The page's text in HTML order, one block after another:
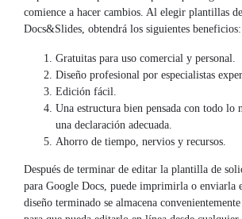
comience a hacer cambios. Al elegir plantillas
Docs&Slides, obtendrá los siguientes beneficios:
Gratuitas para uso comercial y personal.
Diseño profesional por especialistas
Edición fácil.
Una estructura bien pensada con todo lo
una declaración adecuada.
Ahorro de tiempo, nervios y recursos.
Después de terminar de editar la plantilla de
para Google Docs, puede imprimirla o enviarla
diseño terminado se almacena